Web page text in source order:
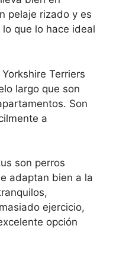
pelaje rizado y es
que lo hace ideal
Terriers
largo que son
Son
a
son perros
adaptan bien a la
ejercicio,
opción